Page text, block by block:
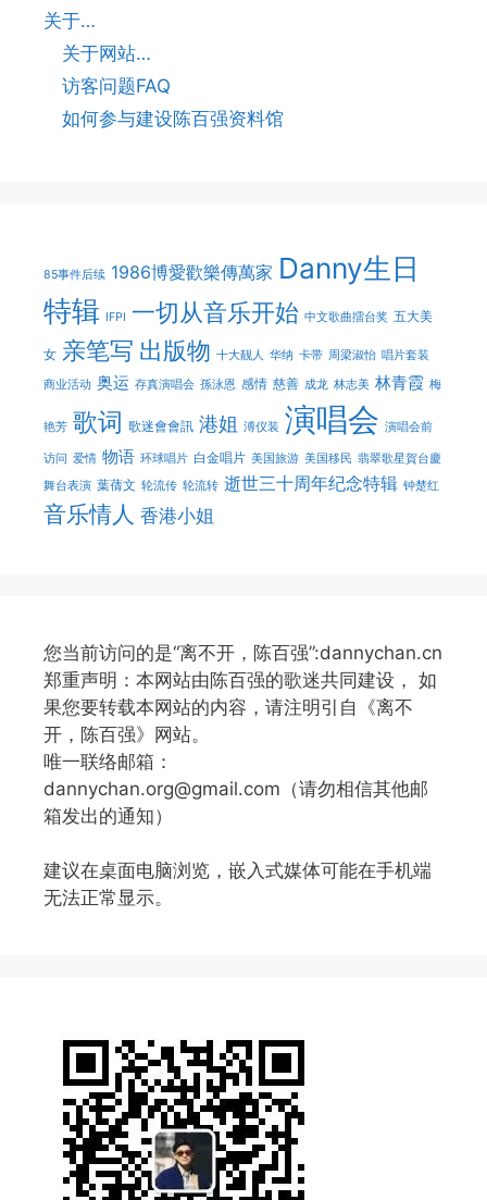
关于…
关于网站…
访客问题FAQ
如何参与建设陈百强资料馆
85事件后续 1986博愛歡樂傳萬家 Danny生日
特辑 IFPI 一切从音乐开始 中文歌曲擂台奖 五大美
女 亲笔写 出版物 十大靓人 华纳 卡带 周梁淑怡 唱片套装
商业活动 奥运 存真演唱会 孫泳恩 感情 慈善 成龙 林志美 林青霞 梅
艳芳 歌词 歌迷會會訊 港姐 溥仪装 演唱会 演唱会前
访问 爱情 物语 环球唱片 白金唱片 美国旅游 美国移民 翡翠歌星賀台慶
舞台表演 葉蒨文 轮流传 轮流转 逝世三十周年纪念特辑 钟楚红
音乐情人 香港小姐
您当前访问的是“离不开，陈百强”:dannychan.cn
郑重声明：本网站由陈百强的歌迷共同建设， 如
果您要转载本网站的内容，请注明引自《离不
开，陈百强》网站。
唯一联络邮箱：
dannychan.org@gmail.com（请勿相信其他邮
箱发出的通知）
建议在桌面电脑浏览，嵌入式媒体可能在手机端
无法正常显示。